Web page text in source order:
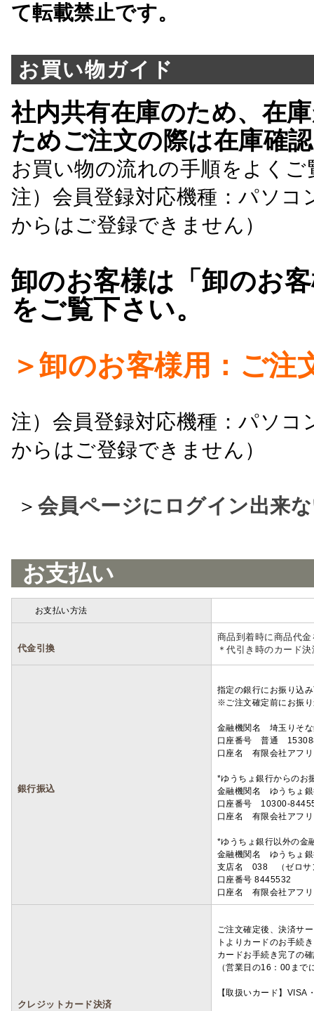
て転載禁止です。
お買い物ガイド
社内共有在庫のため、在
ためご注文の際は在庫確
お買い物の流れの手順をよくご
注）会員登録対応機種：パソ
からはご登録できません）
卸のお客様は「卸のお
をご覧下さい。
＞卸のお客様用：ご注
注）会員登録対応機種：パソ
からはご登録できません）
＞ 会員ページにログイン出来
お支払い
お支払い方法
代金引換
商品到着時に商品代
＊代引き時のカード
銀行振込
指定の銀行にお振り込
※ご注文確定前にお振
金融機関名 埼玉りそ
口座番号 普通
口座名 有限会社アフ
*ゆうちょ銀行からのお
金融機関名 ゆうちょ
口座番号 10300-
口座名 有限会社アフ
*ゆうちょ銀行以外の金
金融機関名 ゆうちょ
支店名 038 （ゼロサ
口座番号 8445532
口座名 有限会社アフ
クレジットカード決済
ご注文確定後、決済サ
トよりカードのお手続
カードお手続き完了の
（営業日の16：00ま
【取扱いカード】